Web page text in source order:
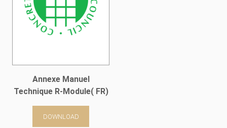
Annexe Manuel
Technique R-Module( FR)
DOWNLOAD